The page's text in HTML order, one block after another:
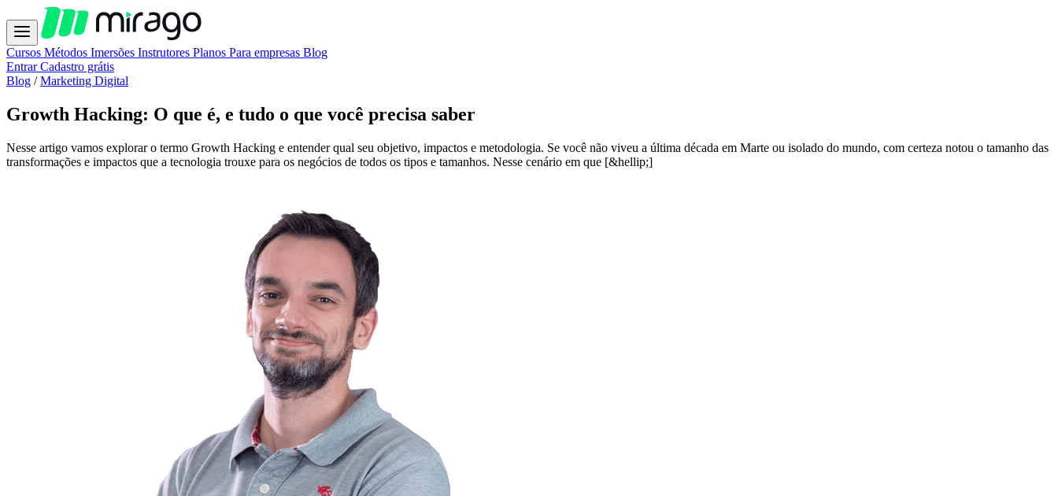
Cursos Métodos Imersões Instrutores Planos Para empresas Blog
EntrarCadastro grátis
Blog / Marketing Digital
Growth Hacking: O que é, e tudo o que você precisa saber
Nesse artigo vamos explorar o termo Growth Hacking e entender qual seu objetivo, impactos e metodologia. Se você não viveu a última década em Marte ou isolado do mundo, com certeza notou o tamanho das
transformações e impactos que a tecnologia trouxe para os negócios de todos os tipos e tamanhos. Nesse cenário em que [&hellip;]